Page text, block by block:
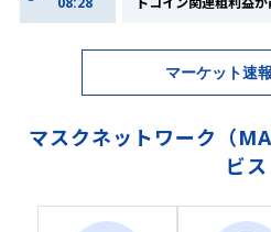
マーケット速
マスクネットワーク （
ビス